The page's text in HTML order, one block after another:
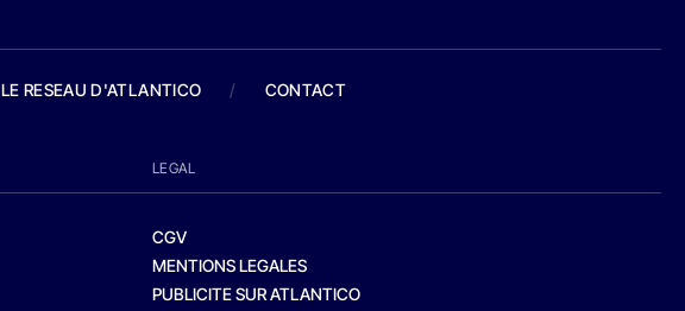
LE RESEAU D'ATLANTICO / CONTACT
LEGAL
CGV
MENTIONS LEGALES
PUBLICITE SUR ATLANTICO